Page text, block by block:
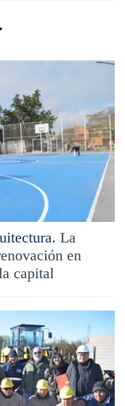
La
en
capital